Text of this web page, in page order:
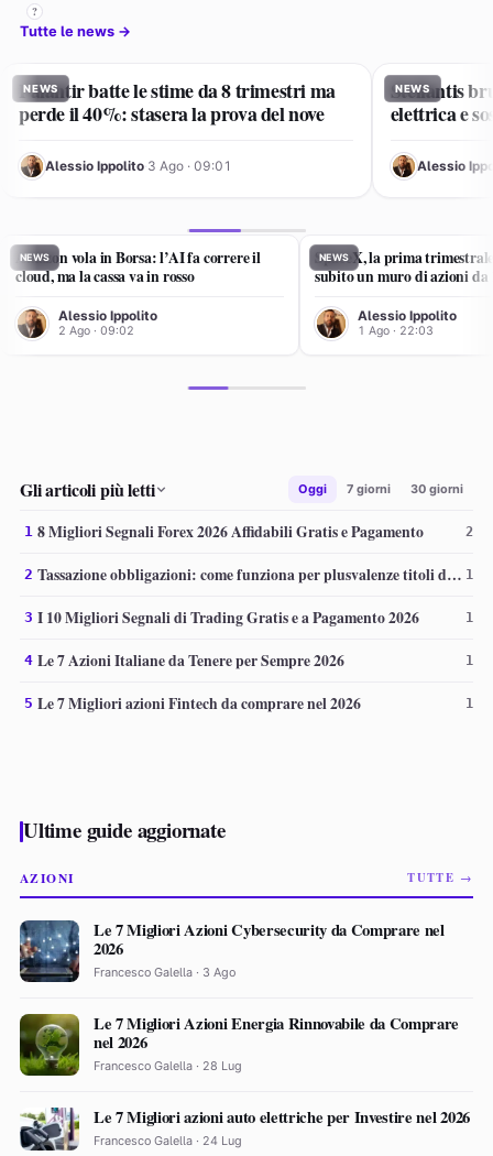
?
Tutte le news →
NEWS
Palantir batte le stime da 8 trimestri ma
perde il 40%: stasera la prova del nove
AI Alessio Ippolito·3 Ago · 09:01
NEWS
Stellantis
elettrica e
AI Alessio
NEWS
Amazon vola in Borsa: l’AI fa correre il
cloud, ma la cassa va in rosso
AI Alessio Ippolito
2 Ago · 09:02
NEWS
SpaceX, la prima
subito un muro di azioni
AI Alessio Ippolito
1 Ago · 22:03
Gli articoli più letti Oggi 7 giorni 30 giorni
1 8 Migliori Segnali Forex 2026 Affidabili Gratis e Pagamento 2
2 Tassazione obbligazioni: come funziona per plusvalenze titoli di Stato 1
3 I 10 Migliori Segnali di Trading Gratis e a Pagamento 2026 1
4 Le 7 Azioni Italiane da Tenere per Sempre 2026 1
5 Le 7 Migliori azioni Fintech da comprare nel 2026 1
Ultime guide aggiornate
AZIONI TUTTE →
Le 7 Migliori Azioni Cybersecurity da Comprare nel
2026
Francesco Galella · 3 Ago
Le 7 Migliori Azioni Energia Rinnovabile da Comprare
nel 2026
Francesco Galella · 28 Lug
Le 7 Migliori azioni auto elettriche per Investire nel 2026
Francesco Galella · 24 Lug